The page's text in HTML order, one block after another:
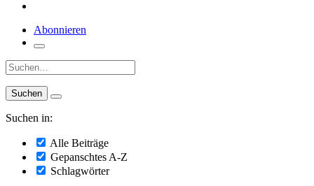
Abonnieren
Suche:
Suchen in:
Alle Beiträge
Gepanschtes A-Z
Schlagwörter